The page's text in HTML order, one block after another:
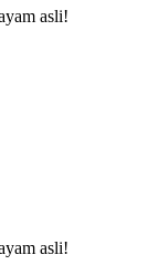
asli!
asli!